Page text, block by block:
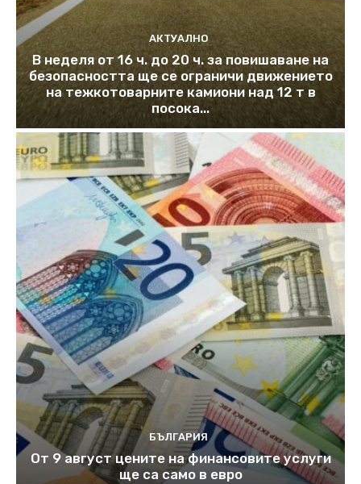
АКТУАЛНО
В неделя от 16 ч. до 20 ч. за повишаване на
безопасността ще се ограничи движението
на тежкотоварните камиони над 12 т в
посока...
БЪЛГАРИЯ
От 9 август цените на финансовите услуги
ще са само в евро